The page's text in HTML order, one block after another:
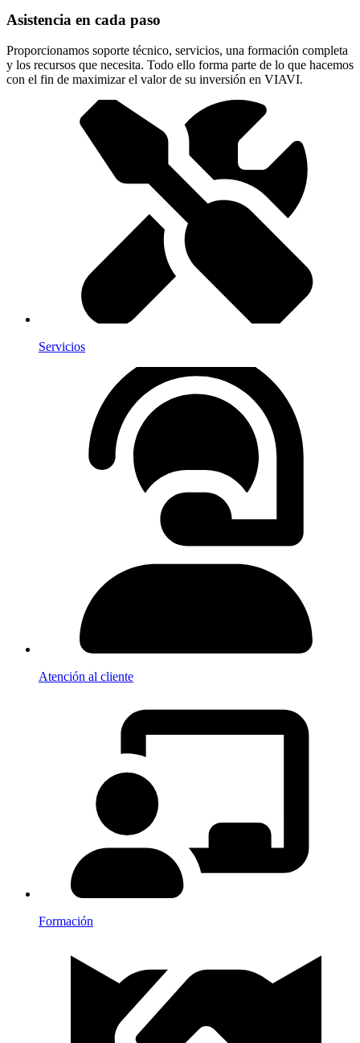
Asistencia en cada paso
Proporcionamos soporte técnico, servicios, una formación completa
y los recursos que necesita. Todo ello forma parte de lo que hacemos
con el fin de maximizar el valor de su inversión en VIAVI.
Servicios
Atención al cliente
Formación